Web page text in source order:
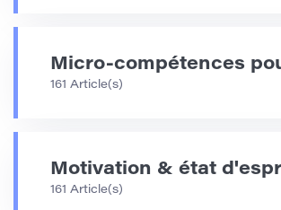
161 Article(s)
Motivation & état
161 Article(s)